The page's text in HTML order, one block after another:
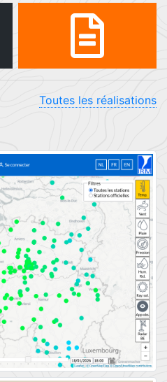
Toutes les réalisations